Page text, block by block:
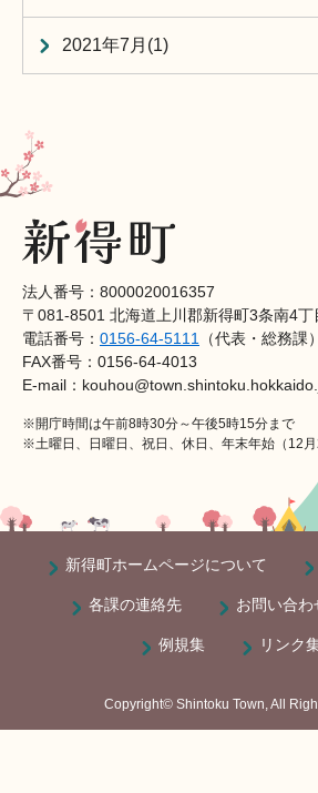
2021年7月(1)
法人番号：8000020016357
〒081-8501 北海道上川郡新得町3条南4丁
電話番号： 0156-64-5111
（代表・総務課）
FAX番号：0156-64-4013
E-mail：
※開庁時間は午前8時30分～午後5時15分まで
※土曜日、日曜日、祝日、休日、年末年始（12
新得町ホームページについて
各課の連絡先 お問い合わ
例規集 リンク
Copyright© Shintoku Town, All